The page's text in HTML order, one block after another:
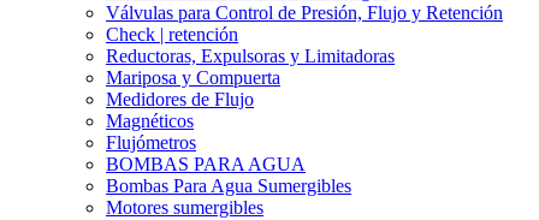
Válvulas para Control de Presión, Flujo y Retención
Check | retención
Reductoras, Expulsoras y Limitadoras
Mariposa y Compuerta
Medidores de Flujo
Magnéticos
Flujómetros
BOMBAS PARA AGUA
Bombas Para Agua Sumergibles
Motores sumergibles